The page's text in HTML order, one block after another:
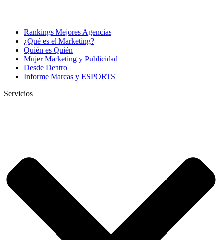
Rankings Mejores Agencias
¿Qué es el Marketing?
Quién es Quién
Mujer Marketing y Publicidad
Desde Dentro
Informe Marcas y ESPORTS
Servicios